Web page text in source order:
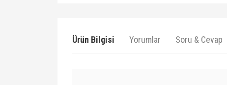
Ürün Bilgisi Yorumlar Soru & Cevap